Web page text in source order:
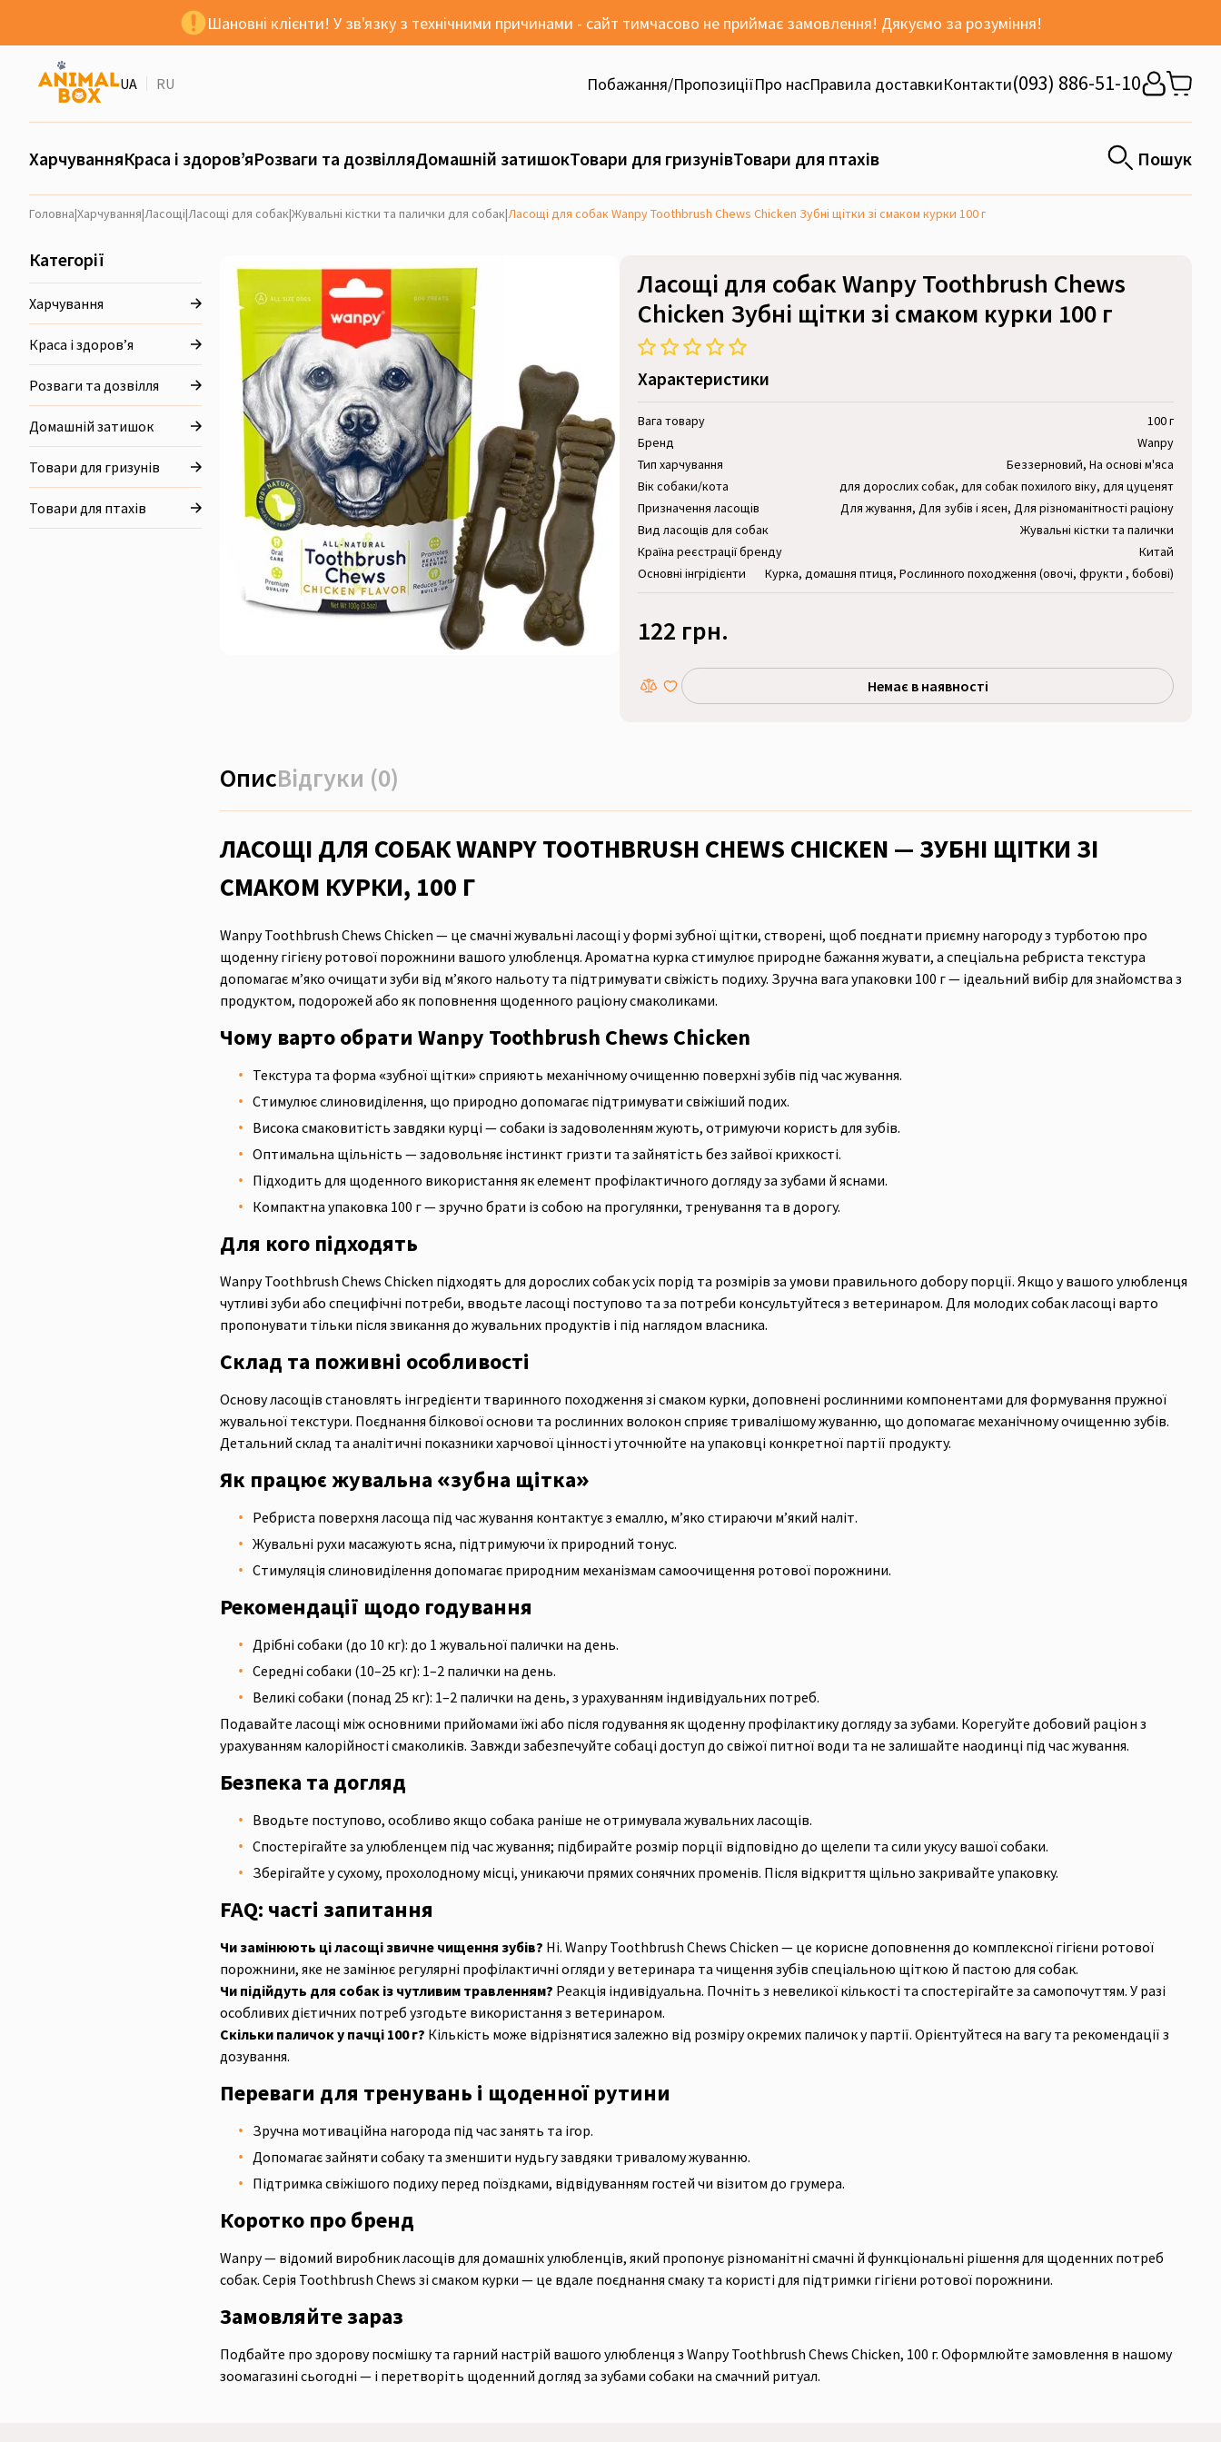
Шановні клієнти! У зв'язку з технічними причинами - сайт тимчасово не приймає замовлення! Дякуємо за розуміння!
UA RU Побажання/ПропозиціїПро насПравила доставкиКонтакти(093) 886-51-10
ХарчуванняКраса і здоров’яРозваги та дозвілляДомашній затишокТовари для гризунівТовари для птахів Пошук
Головна|Харчування|Ласощі|Ласощі для собак|Жувальні кістки та палички для собак|Ласощі для собак Wanpy Toothbrush Chews Chicken Зубні щітки зі смаком курки 100 г
Категорії
Харчування
Краса і здоров’я
Розваги та дозвілля
Домашній затишок
Товари для гризунів
Товари для птахів
Ласощі для собак Wanpy Toothbrush Chews
Chicken Зубні щітки зі смаком курки 100 г
Характеристики
Вага товару
100 г
Бренд
Wanpy
Тип харчування
Беззерновий, На основі м'яса
Вік собаки/кота
для дорослих собак, для собак похилого віку, для цуценят
Призначення ласощів
Для жування, Для зубів і ясен, Для різноманітності раціону
Вид ласощів для собак
Жувальні кістки та палички
Країна реєстрації бренду
Китай
Основні інгрідієнти
Курка, домашня птиця, Рослинного походження (овочі, фрукти , бобові)
122 грн.
Немає в наявності
ОписВідгуки (0)
ЛАСОЩІ ДЛЯ СОБАК WANPY TOOTHBRUSH CHEWS CHICKEN — ЗУБНІ ЩІТКИ ЗІ
СМАКОМ КУРКИ, 100 Г
Wanpy Toothbrush Chews Chicken — це смачні жувальні ласощі у формі зубної щітки, створені, щоб поєднати приємну нагороду з турботою про
щоденну гігієну ротової порожнини вашого улюбленця. Ароматна курка стимулює природне бажання жувати, а спеціальна ребриста текстура
допомагає м’яко очищати зуби від м’якого нальоту та підтримувати свіжість подиху. Зручна вага упаковки 100 г — ідеальний вибір для знайомства з
продуктом, подорожей або як поповнення щоденного раціону смаколиками.
Чому варто обрати Wanpy Toothbrush Chews Chicken
Текстура та форма «зубної щітки» сприяють механічному очищенню поверхні зубів під час жування.
Стимулює слиновиділення, що природно допомагає підтримувати свіжіший подих.
Висока смаковитість завдяки курці — собаки із задоволенням жують, отримуючи користь для зубів.
Оптимальна щільність — задовольняє інстинкт гризти та зайнятість без зайвої крихкості.
Підходить для щоденного використання як елемент профілактичного догляду за зубами й яснами.
Компактна упаковка 100 г — зручно брати із собою на прогулянки, тренування та в дорогу.
Для кого підходять
Wanpy Toothbrush Chews Chicken підходять для дорослих собак усіх порід та розмірів за умови правильного добору порції. Якщо у вашого улюбленця
чутливі зуби або специфічні потреби, вводьте ласощі поступово та за потреби консультуйтеся з ветеринаром. Для молодих собак ласощі варто
пропонувати тільки після звикання до жувальних продуктів і під наглядом власника.
Склад та поживні особливості
Основу ласощів становлять інгредієнти тваринного походження зі смаком курки, доповнені рослинними компонентами для формування пружної
жувальної текстури. Поєднання білкової основи та рослинних волокон сприяє тривалішому жуванню, що допомагає механічному очищенню зубів.
Детальний склад та аналітичні показники харчової цінності уточнюйте на упаковці конкретної партії продукту.
Як працює жувальна «зубна щітка»
Ребриста поверхня ласоща під час жування контактує з емаллю, м’яко стираючи м’який наліт.
Жувальні рухи масажують ясна, підтримуючи їх природний тонус.
Стимуляція слиновиділення допомагає природним механізмам самоочищення ротової порожнини.
Рекомендації щодо годування
Дрібні собаки (до 10 кг): до 1 жувальної палички на день.
Середні собаки (10–25 кг): 1–2 палички на день.
Великі собаки (понад 25 кг): 1–2 палички на день, з урахуванням індивідуальних потреб.
Подавайте ласощі між основними прийомами їжі або після годування як щоденну профілактику догляду за зубами. Корегуйте добовий раціон з
урахуванням калорійності смаколиків. Завжди забезпечуйте собаці доступ до свіжої питної води та не залишайте наодинці під час жування.
Безпека та догляд
Вводьте поступово, особливо якщо собака раніше не отримувала жувальних ласощів.
Спостерігайте за улюбленцем під час жування; підбирайте розмір порції відповідно до щелепи та сили укусу вашої собаки.
Зберігайте у сухому, прохолодному місці, уникаючи прямих сонячних променів. Після відкриття щільно закривайте упаковку.
FAQ: часті запитання
Чи замінюють ці ласощі звичне чищення зубів? Ні. Wanpy Toothbrush Chews Chicken — це корисне доповнення до комплексної гігієни ротової
порожнини, яке не замінює регулярні профілактичні огляди у ветеринара та чищення зубів спеціальною щіткою й пастою для собак.
Чи підійдуть для собак із чутливим травленням? Реакція індивідуальна. Почніть з невеликої кількості та спостерігайте за самопочуттям. У разі
особливих дієтичних потреб узгодьте використання з ветеринаром.
Скільки паличок у пачці 100 г? Кількість може відрізнятися залежно від розміру окремих паличок у партії. Орієнтуйтеся на вагу та рекомендації з
дозування.
Переваги для тренувань і щоденної рутини
Зручна мотиваційна нагорода під час занять та ігор.
Допомагає зайняти собаку та зменшити нудьгу завдяки тривалому жуванню.
Підтримка свіжішого подиху перед поїздками, відвідуванням гостей чи візитом до грумера.
Коротко про бренд
Wanpy — відомий виробник ласощів для домашніх улюбленців, який пропонує різноманітні смачні й функціональні рішення для щоденних потреб
собак. Серія Toothbrush Chews зі смаком курки — це вдале поєднання смаку та користі для підтримки гігієни ротової порожнини.
Замовляйте зараз
Подбайте про здорову посмішку та гарний настрій вашого улюбленця з Wanpy Toothbrush Chews Chicken, 100 г. Оформлюйте замовлення в нашому
зоомагазині сьогодні — і перетворіть щоденний догляд за зубами собаки на смачний ритуал.